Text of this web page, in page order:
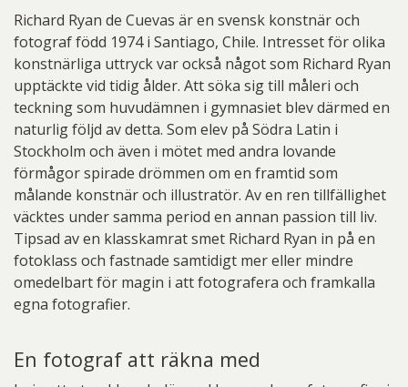
Richard Ryan de Cuevas är en svensk konstnär och
fotograf född 1974 i Santiago, Chile. Intresset för olika
konstnärliga uttryck var också något som Richard Ryan
upptäckte vid tidig ålder. Att söka sig till måleri och
teckning som huvudämnen i gymnasiet blev därmed en
naturlig följd av detta. Som elev på Södra Latin i
Stockholm och även i mötet med andra lovande
förmågor spirade drömmen om en framtid som
målande konstnär och illustratör. Av en ren tillfällighet
väcktes under samma period en annan passion till liv.
Tipsad av en klasskamrat smet Richard Ryan in på en
fotoklass och fastnade samtidigt mer eller mindre
omedelbart för magin i att fotografera och framkalla
egna fotografier.
En fotograf att räkna med